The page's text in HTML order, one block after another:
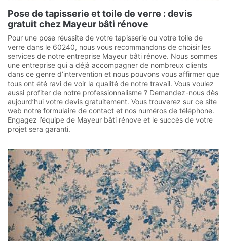
Pose de tapisserie et toile de verre : devis
gratuit chez Mayeur bâti rénove
Pour une pose réussite de votre tapisserie ou votre toile de
verre dans le 60240, nous vous recommandons de choisir les
services de notre entreprise Mayeur bâti rénove. Nous sommes
une entreprise qui a déjà accompagner de nombreux clients
dans ce genre d’intervention et nous pouvons vous affirmer que
tous ont été ravi de voir la qualité de notre travail. Vous voulez
aussi profiter de notre professionnalisme ? Demandez-nous dès
aujourd’hui votre devis gratuitement. Vous trouverez sur ce site
web notre formulaire de contact et nos numéros de téléphone.
Engagez l’équipe de Mayeur bâti rénove et le succès de votre
projet sera garanti.